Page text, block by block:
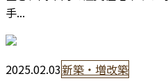
手...
2025.02.03新築・増改築